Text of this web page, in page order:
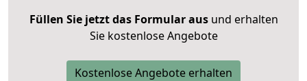
Füllen Sie jetzt das Formular ausund erhalten
Sie kostenlose Angebote
Kostenlose Angebote erhalten